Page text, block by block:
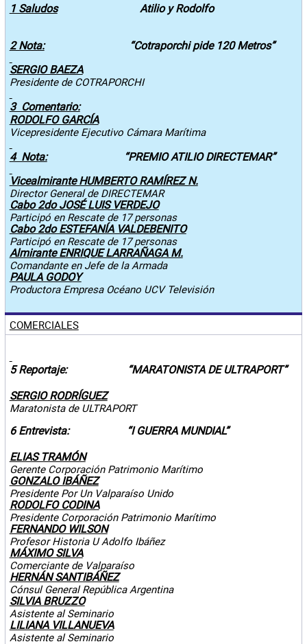
1 SaludosAtilio y Rodolfo
2 Nota:
“Cotraporchi pide 120 Metros”
SERGIO BAEZA
Presidente de COTRAPORCHI
3 Comentario:
RODOLFO GARCÍA
Vicepresidente Ejecutivo Cámara Marítima
4 Nota:
“PREMIO ATILIO DIRECTEMAR”
Vicealmirante HUMBERTO RAMÍREZ N.
Director General de DIRECTEMAR
Cabo 2do JOSÉ LUIS VERDEJO
Participó en Rescate de 17 personas
Cabo 2do ESTEFANÍA VALDEBENITO
Participó en Rescate de 17 personas
Almirante ENRIQUE LARRAÑAGA M.
Comandante en Jefe de la Armada
PAULA GODOY
Productora Empresa Océano UCV Televisión
COMERCIALES
5 Reportaje:
“MARATONISTA DE ULTRAPORT”
SERGIO RODRÍGUEZ
Maratonista de ULTRAPORT
6 Entrevista:
“I GUERRA MUNDIAL”
ELIAS TRAMÓN
Gerente Corporación Patrimonio Marítimo
GONZALO IBÁÑEZ
Presidente Por Un Valparaíso Unido
RODOLFO CODINA
Presidente Corporación Patrimonio Marítimo
FERNANDO WILSON
Profesor Historia U Adolfo Ibáñez
MÁXIMO SILVA
Comerciante de Valparaíso
HERNÁN SANTIBÁÑEZ
Cónsul General República Argentina
SILVIA BRUZZO
Asistente al Seminario
LILIANA VILLANUEVA
Asistente al Seminario